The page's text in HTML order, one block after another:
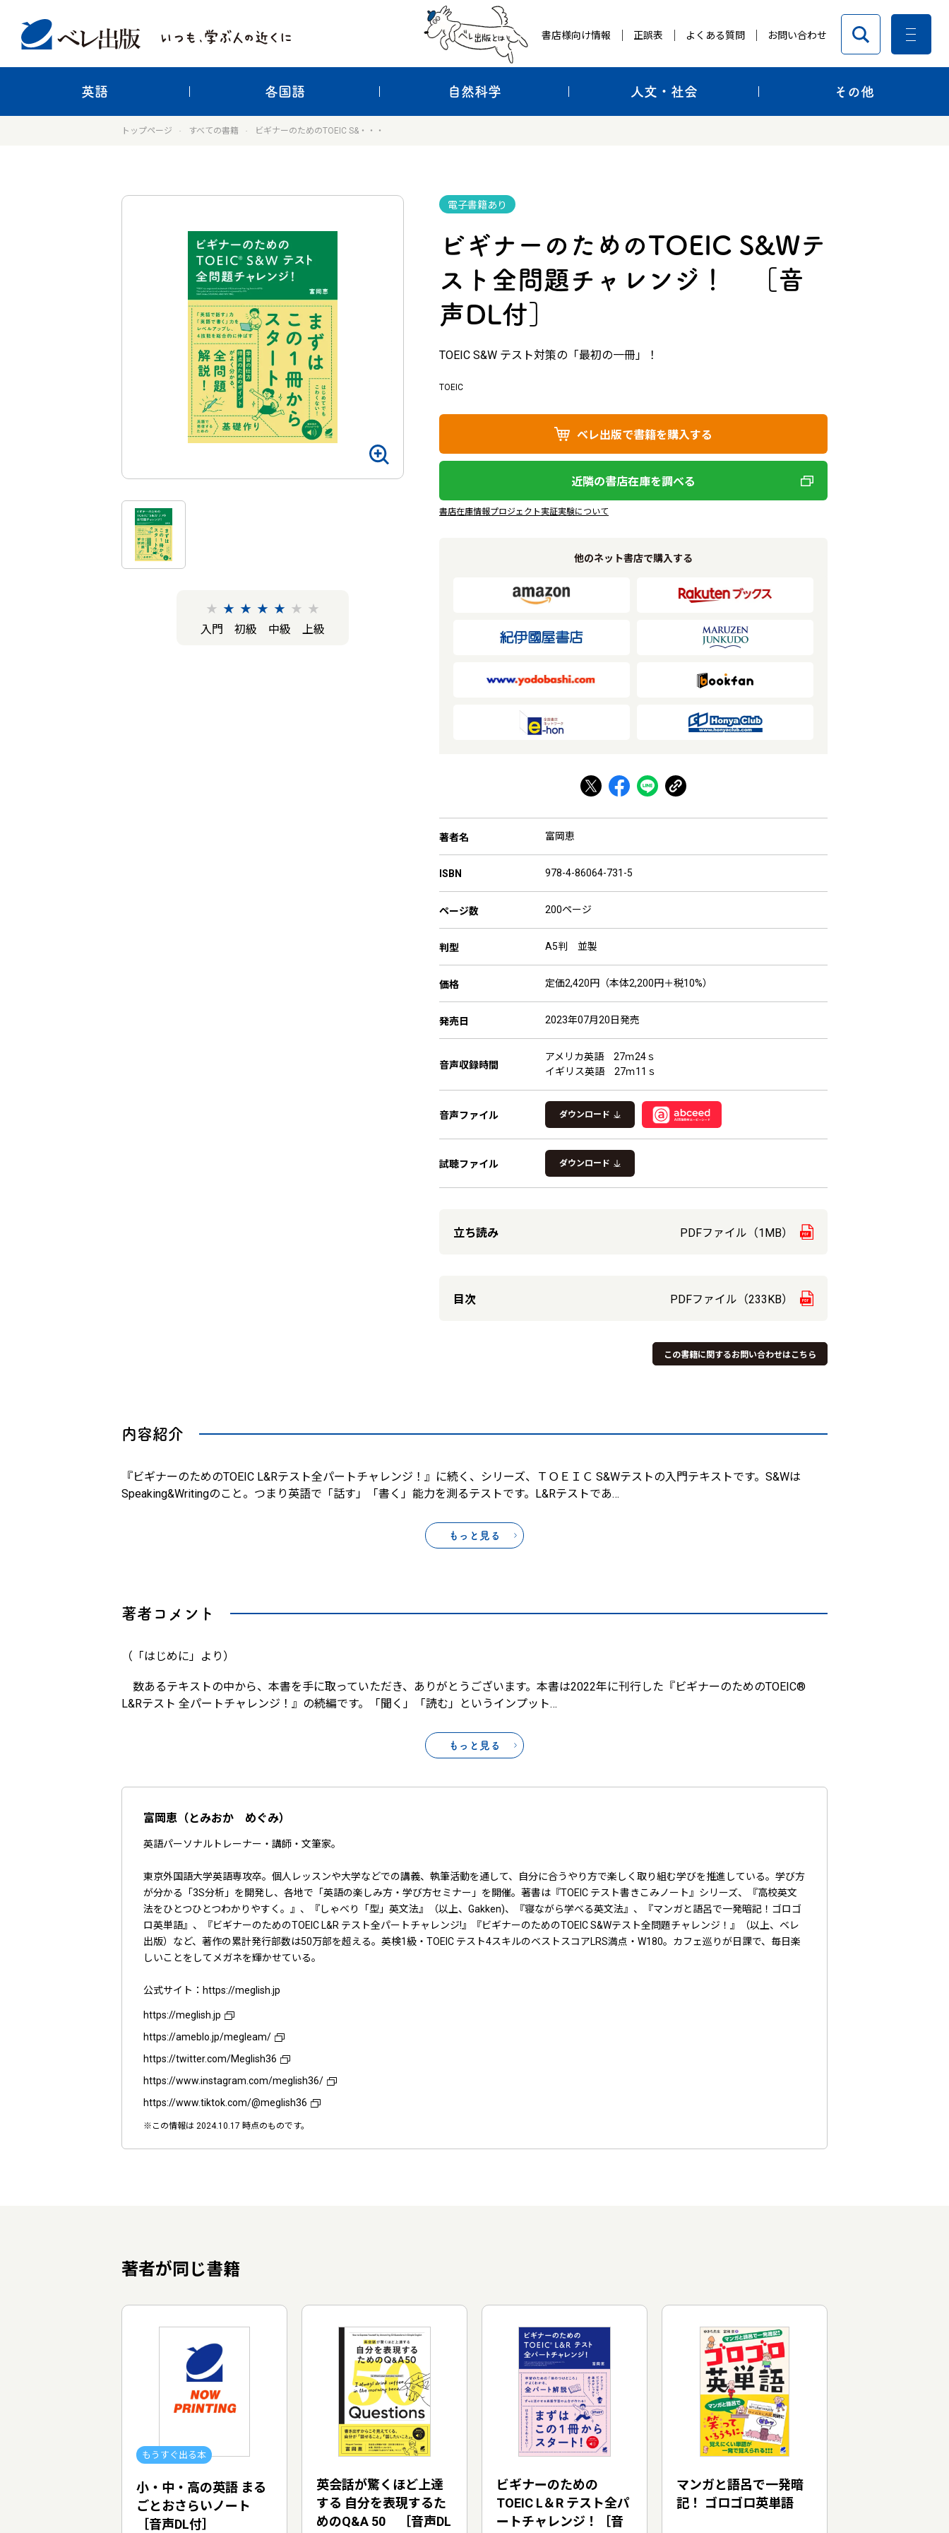
書店様向け情報 正誤表 よくある質問 お問い合わせ
英語 各国語 自然科学 人文・社会 その他
トップページ すべての書籍 ビギナーのためのTOEIC S&・・・
電子書籍あり
ビギナーのためのTOEIC S&Wテ
スト全問題チャレンジ！ ［音
声DL付］
TOEIC S&W テスト対策の「最初の一冊」！
TOEIC
★ ★ ★ ★ ★ ★ ★
入門
初級 中級 上級
ベレ出版で書籍を購入する
近隣の書店在庫を調べる
書店在庫情報プロジェクト実証実験について
他のネット書店で購入する
著者名 富岡恵
ISBN 978-4-86064-731-5
ページ数 200ページ
判型 A5判 並製
価格 定価2,420円（本体2,200円＋税10%）
発売日 2023年07月20日発売
音声収録時間
アメリカ英語 27ｍ24ｓ
イギリス英語 27ｍ11ｓ
音声ファイル ダウンロード
試聴ファイル ダウンロード
立ち読み PDFファイル（1MB）
目次 PDFファイル（233KB）
この書籍に関するお問い合わせはこちら
内容紹介
『ビギナーのためのTOEIC L&Rテスト全パートチャレンジ！』に続く、シリーズ、ＴＯＥＩＣ S&Wテストの入門テキストです。S&Wは
Speaking&Writingのこと。つまり英語で「話す」「書く」能力を測るテストです。L&Rテストであ…
もっと見る
著者コメント
（「はじめに」より）
数あるテキストの中から、本書を手に取っていただき、ありがとうございます。本書は2022年に刊行した『ビギナーのためのTOEIC®
L&Rテスト 全パートチャレンジ！』の続編です。「聞く」「読む」というインプット…
もっと見る
富岡恵（とみおか めぐみ）
英語パーソナルトレーナー・講師・文筆家。
東京外国語大学英語専攻卒。個人レッスンや大学などでの講義、執筆活動を通して、自分に合うやり方で楽しく取り組む学びを推進している。学び方
が分かる「3S分析」を開発し、各地で「英語の楽しみ方・学び方セミナー」を開催。著書は『TOEIC テスト書きこみノート』シリーズ、『高校英文
法をひとつひとつわかりやすく。』、『しゃべり「型」英文法』（以上、Gakken)、『寝ながら学べる英文法』、『マンガと語呂で一発暗記！ゴロゴ
ロ英単語』、『ビギナーのためのTOEIC L&R テスト全パートチャレンジ!』『ビギナーのためのTOEIC S&Wテスト全問題チャレンジ！』（以上、ベレ
出版）など、著作の累計発行部数は50万部を超える。英検1級・TOEIC テスト4スキルのベストスコアLRS満点・W180。カフェ巡りが日課で、毎日楽
しいことをしてメガネを輝かせている。
公式サイト：https://meglish.jp
https://meglish.jp
https://ameblo.jp/megleam/
https://twitter.com/Meglish36
https://www.instagram.com/meglish36/
https://www.tiktok.com/@meglish36
※この情報は 2024.10.17 時点のものです。
著者が同じ書籍
もうすぐ出る本
小・中・高の英語 まる
ごとおさらいノート
［音声DL付］
英会話が驚くほど上達
する 自分を表現するた
めのQ&A 50 ［音声DL
ビギナーのための
TOEIC L＆R テスト全パ
ートチャレンジ！［音
マンガと語呂で一発暗
記！ ゴロゴロ英単語